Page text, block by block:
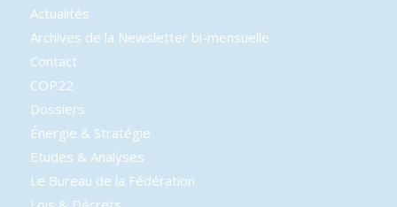
Actualités
Archives de la Newsletter bi-mensuelle
Contact
COP22
Dossiers
Énergie & Stratégie
Etudes & Analyses
Le Bureau de la Fédération